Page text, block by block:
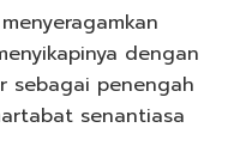
dengan
sebagai penengah
senantiasa